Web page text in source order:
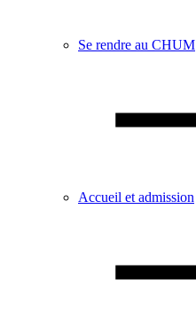
Se rendre au CHUM
Accueil et admission